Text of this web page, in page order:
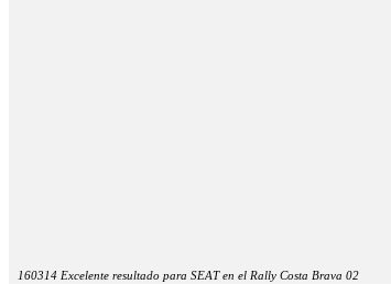
160314 Excelente resultado para SEAT en el Rally Costa Brava 02